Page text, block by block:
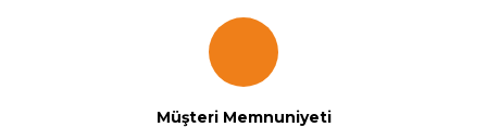
Müşteri Memnuniyeti